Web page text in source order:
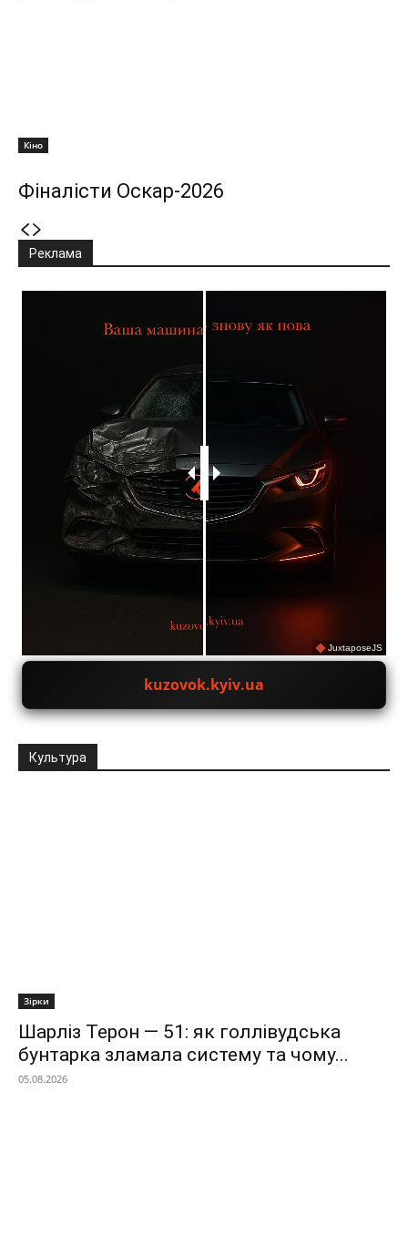
Кіно
Фіналісти Оскар-2026
Реклама
JuxtaposeJS
kuzovok.kyiv.ua
Культура
Зірки
Шарліз Терон — 51: як голлівудська
бунтарка зламала систему та чому...
05.08.2026